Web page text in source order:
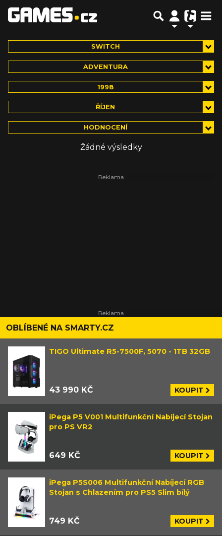
SWITCH
ADVENTURA
1998
ŘÍJEN
HODNOCENÍ
Žádné výsledky
OBLÍBENÉ NA SMARTY.CZ
TIGO Ultimate R5-7500F, 5070 - 1TB 32GB
43 990 KČ KOUPIT
iPega P5 V001 Multifunkční Nabíjecí Stojan
pro PS VR2
649 KČ KOUPIT
iPega P5S006 Multifunkční Nabíjecí RGB
Stojan s Chlazením pro PS5 Slim bílý
749 KČ KOUPIT